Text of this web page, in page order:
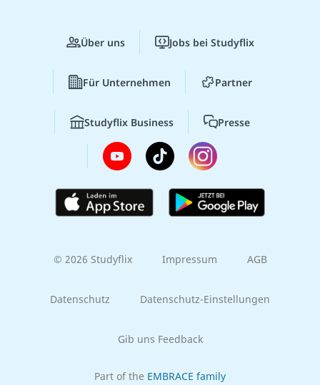
Über uns Jobs bei Studyflix
Für Unternehmen Partner
Studyflix Business Presse
© 2026 Studyflix Impressum AGB
Datenschutz Datenschutz-Einstellungen
Gib uns Feedback
Part of the EMBRACE family